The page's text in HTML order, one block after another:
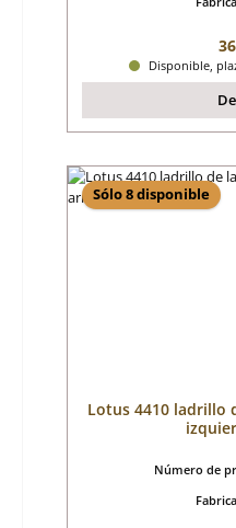
Disponible,
Sólo 8 disponible
Lotus 4410 ladrillo
Número de